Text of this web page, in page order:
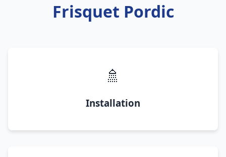
Frisquet Pordic
🚿
Installation